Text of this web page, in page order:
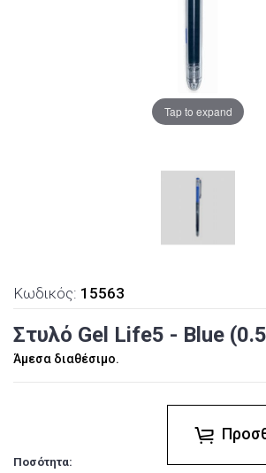
Tap to expand
Κωδικός: 15563
Στυλό Gel Life5 - Blue
Άμεσα διαθέσιμο.
Ποσότητα: